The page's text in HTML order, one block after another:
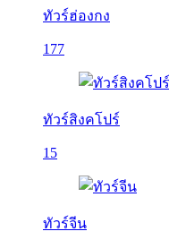
ทัวร์ฮ่องกง
177
ทัวร์สิงคโปร์
15
ทัวร์จีน